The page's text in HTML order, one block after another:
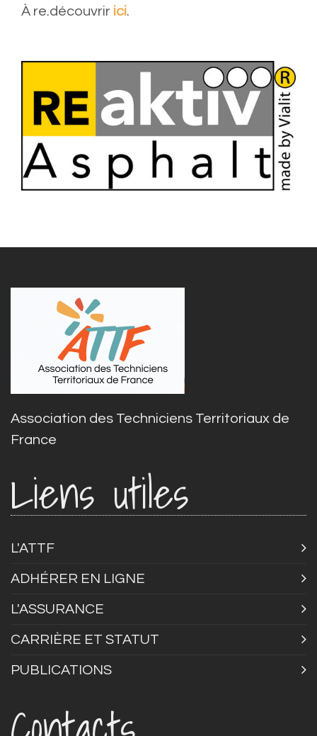
À re.découvrir ici.
Association des Techniciens Territoriaux de
France
Liens utiles
L'ATTF
ADHÉRER EN LIGNE
L'ASSURANCE
CARRIÈRE ET STATUT
PUBLICATIONS